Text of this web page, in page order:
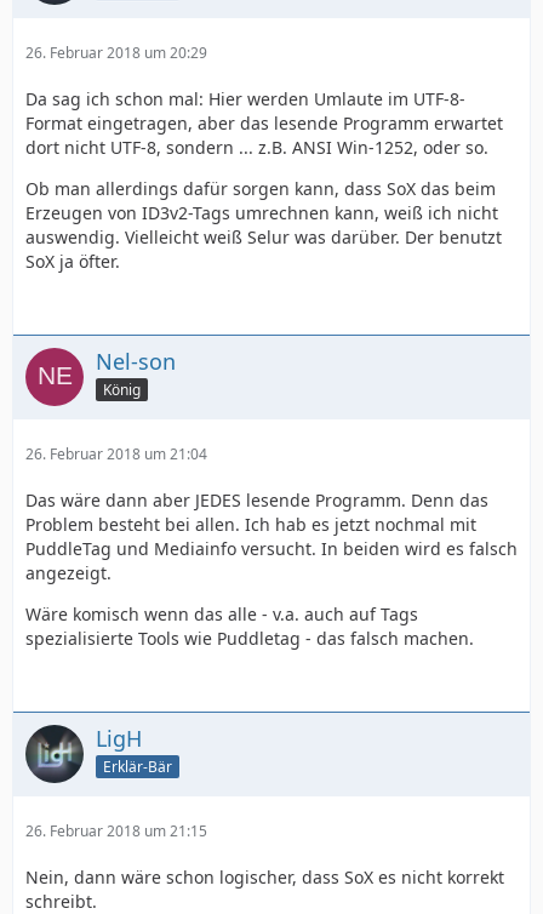
26. Februar 2018 um 20:29
Da sag ich schon mal: Hier werden Umlaute im UTF-8-
Format eingetragen, aber das lesende Programm erwartet
dort nicht UTF-8, sondern ... z.B. ANSI Win-1252, oder so.
Ob man allerdings dafür sorgen kann, dass SoX das beim
Erzeugen von ID3v2-Tags umrechnen kann, weiß ich nicht
auswendig. Vielleicht weiß Selur was darüber. Der benutzt
SoX ja öfter.
Nel-son
König
26. Februar 2018 um 21:04
Das wäre dann aber JEDES lesende Programm. Denn das
Problem besteht bei allen. Ich hab es jetzt nochmal mit
PuddleTag und Mediainfo versucht. In beiden wird es falsch
angezeigt.
Wäre komisch wenn das alle - v.a. auch auf Tags
spezialisierte Tools wie Puddletag - das falsch machen.
LigH
Erklär-Bär
26. Februar 2018 um 21:15
Nein, dann wäre schon logischer, dass SoX es nicht korrekt
schreibt.